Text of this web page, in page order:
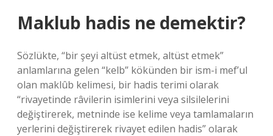
Maklub hadis ne demektir?
Sözlükte, “bir şeyi altüst etmek, altüst etmek”
anlamlarına gelen “kelb” kökünden bir ism-i mef’ul
olan maklûb kelimesi, bir hadis terimi olarak
“rivayetinde râvilerin isimlerini veya silsilelerini
değiştirerek, metninde ise kelime veya tamlamaların
yerlerini değiştirerek rivayet edilen hadis” olarak